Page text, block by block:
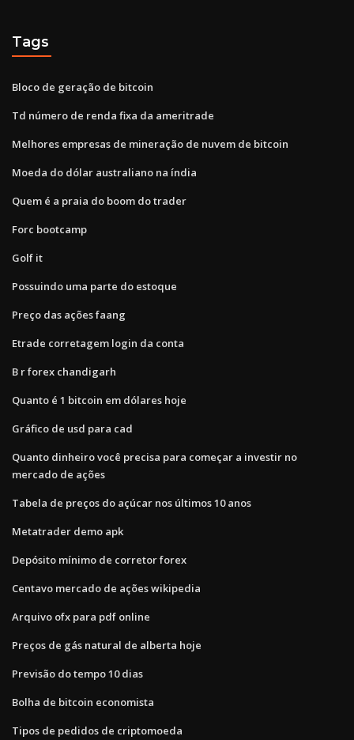
Tags
Bloco de geração de bitcoin
Td número de renda fixa da ameritrade
Melhores empresas de mineração de nuvem de bitcoin
Moeda do dólar australiano na índia
Quem é a praia do boom do trader
Forc bootcamp
Golf it
Possuindo uma parte do estoque
Preço das ações faang
Etrade corretagem login da conta
B r forex chandigarh
Quanto é 1 bitcoin em dólares hoje
Gráfico de usd para cad
Quanto dinheiro você precisa para começar a investir no
mercado de ações
Tabela de preços do açúcar nos últimos 10 anos
Metatrader demo apk
Depósito mínimo de corretor forex
Centavo mercado de ações wikipedia
Arquivo ofx para pdf online
Preços de gás natural de alberta hoje
Previsão do tempo 10 dias
Bolha de bitcoin economista
Tipos de pedidos de criptomoeda